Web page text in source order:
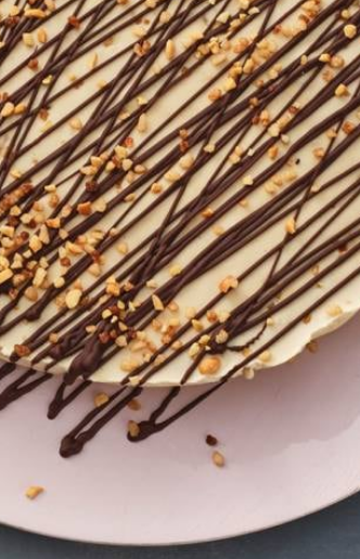
Kies producten
Wat vond je van dit recept?